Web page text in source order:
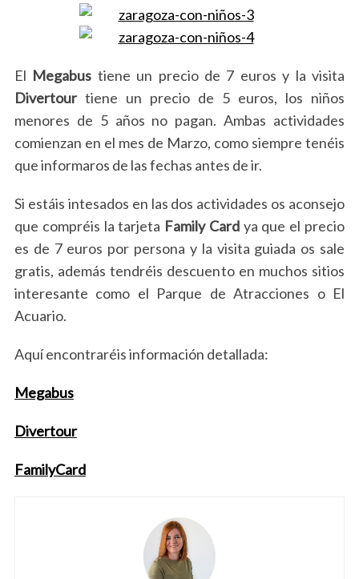
El Megabus tiene un precio de 7 euros y la visita
Divertourtiene un precio de 5 euros, los niños
menores de 5 años no pagan. Ambas actividades
comienzan en el mes de Marzo, como siempre tenéis
que informaros de las fechas antes de ir.
Si estáis intesados en las dos actividades os aconsejo
que compréis la tarjeta Family Cardya que el precio
es de 7 euros por persona y la visita guiada os sale
gratis, además tendréis descuento en muchos sitios
interesante como el Parque de Atracciones o El
Acuario.
Aquí encontraréis información detallada:
Megabus
Divertour
FamilyCard
e